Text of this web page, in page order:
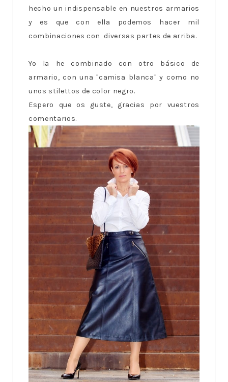
hecho un indispensable en nuestros armarios
y es que con ella podemos hacer mil
combinaciones con diversas partes de arriba.
Yo la he combinado con otro básico de
armario, con una "camisa blanca" y como no
unos stilettos de color negro.
Espero que os guste, gracias por vuestros
comentarios.